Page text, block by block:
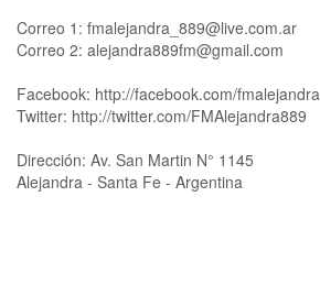
Correo 1: fmalejandra_889@live.com.ar
Correo 2: alejandra889fm@gmail.com
Facebook: http://facebook.com/fmalejandra
Twitter: http://twitter.com/FMAlejandra889
Dirección: Av. San Martin N° 1145
Alejandra - Santa Fe - Argentina